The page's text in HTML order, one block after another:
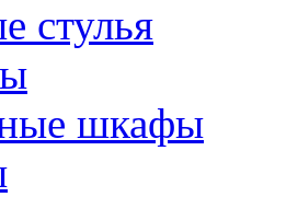
стулья
шкафы